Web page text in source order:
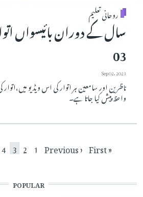
روحانی تعلیم
03
Sep 02, 2023
ناظرین اور سامعین ہر اتوار کی اس ویڈیو میں،اتوار
واعظ پیش کیا جاتا ہے۔
Pagination
First page
« First
Previous page‹ Previous
Page
1
Page
2
3
4
POPULAR